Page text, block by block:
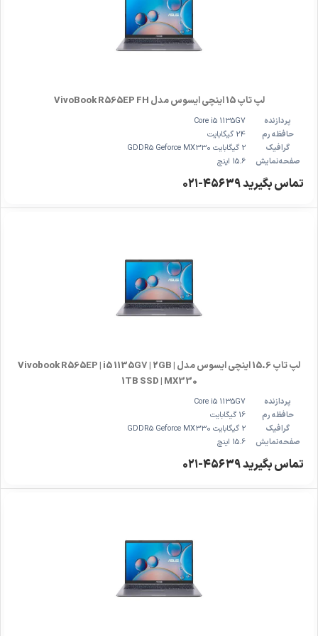
لپ تاپ 15 اینچی ایسوس مدل VivoBook R565EP FH
پردازنده
Core i5 1135G7
حافظه رم
24 گیگابایت
گرافیک
2 گیگابایت GDDR5 Geforce MX330
صفحه‌نمایش
15.6 اینچ
تماس بگیرید ۴۵۶۳۹-۰۲۱
لپ تاپ 15.6 اینچی ایسوس مدل Vivobook R565EP | i5 1135G7 | 2GB |
1TB SSD | MX330
پردازنده
Core i5 1135G7
حافظه رم
16 گیگابایت
گرافیک
2 گیگابایت GDDR5 Geforce MX330
صفحه‌نمایش
15.6 اینچ
تماس بگیرید ۴۵۶۳۹-۰۲۱